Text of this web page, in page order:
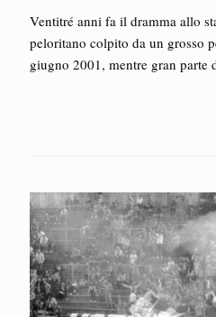
Ventitré anni fa il dramma allo
peloritano colpito da un grosso
giugno 2001, mentre gran parte